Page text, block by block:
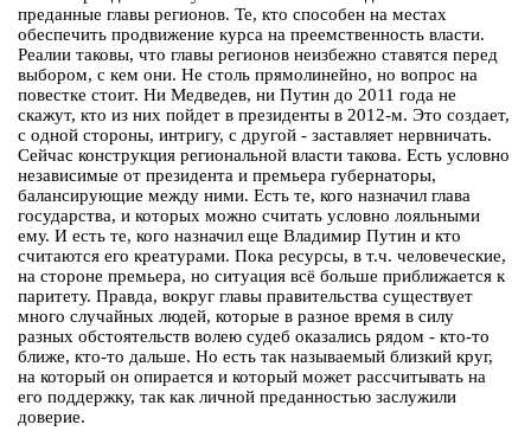
преданные главы регионов. Те, кто способен на местах
обеспечить продвижение курса на преемственность власти.
Реалии таковы, что главы регионов неизбежно ставятся перед
выбором, с кем они. Не столь прямолинейно, но вопрос на
повестке стоит. Ни Медведев, ни Путин до 2011 года не
скажут, кто из них пойдет в президенты в 2012-м. Это создает,
с одной стороны, интригу, с другой - заставляет нервничать.
Сейчас конструкция региональной власти такова. Есть условно
независимые от президента и премьера губернаторы,
балансирующие между ними. Есть те, кого назначил глава
государства, и которых можно считать условно лояльными
ему. И есть те, кого назначил еще Владимир Путин и кто
считаются его креатурами. Пока ресурсы, в т.ч. человеческие,
на стороне премьера, но ситуация всё больше приближается к
паритету. Правда, вокруг главы правительства существует
много случайных людей, которые в разное время в силу
разных обстоятельств волею судеб оказались рядом - кто-то
ближе, кто-то дальше. Но есть так называемый близкий круг,
на который он опирается и который может рассчитывать на
его поддержку, так как личной преданностью заслужили
доверие.